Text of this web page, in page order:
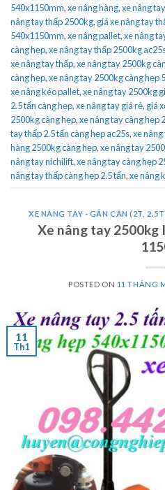
540x1150mm,xe nâng hàng,xe nâng
nâng tay thấp 2500kg, giá xe nâng tay
540x1150mm,xe nâng pallet,xe nâng
càng hẹp,xe nâng tay thấp 2500kg
xe nâng tay thấp,xe nâng tay 2500kg
càng hẹp,xe nâng tay 2500kg càng hẹp
xe nâng kéo pallet,xe nâng tay 2500kg
2.5 tấn càng hẹp,xe nâng tay giá rẻ, giá
2500kg càng hẹp,xe nâng tay càng hẹp
tay thấp 2.5 tấn càng hẹp ac25s,xe nâng
hàng 2500kg càng hẹp,xe nâng tay
nâng tay nichilift,xe nâng tay càng hẹp
nâng tay thấp càng hẹp 2.5 tấn,xe nâng
XE NÂNG TAY - GẮN CÂN (2T,
Xe nâng tay 2500kg
POSTED ON 11 THÁNG
11
Th1